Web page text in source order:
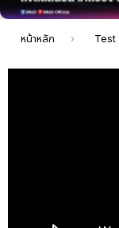
คุณอยู่ที่นี่:
หน้าหลัก Test